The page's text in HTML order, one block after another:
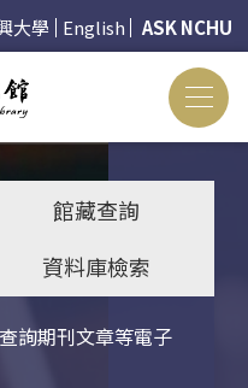
大學 English ASK NCHU
館藏查詢
資料庫檢索
詢期刊文章等電子